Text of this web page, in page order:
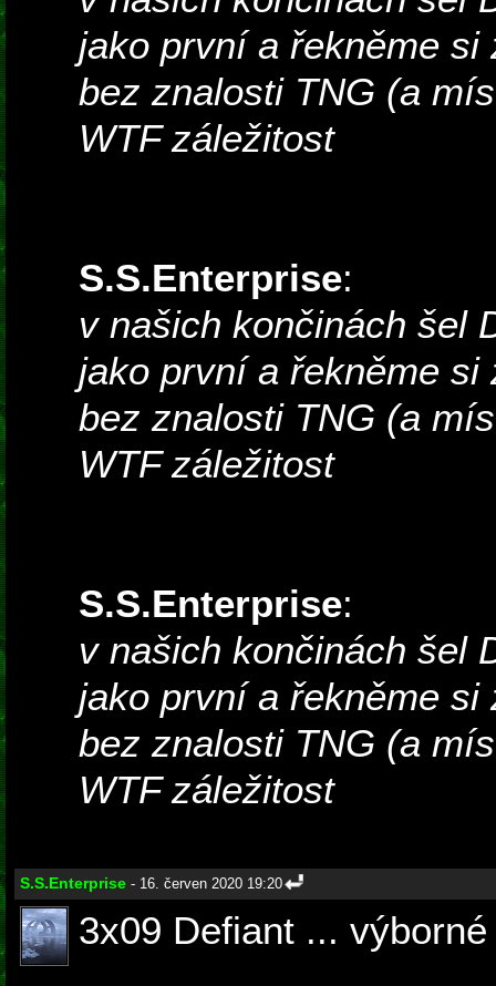
jako první a řekněme
bez znalosti TNG (a
WTF záležitost
S.S.Enterprise:
v našich končinách šel
jako první a řekněme
bez znalosti TNG (a
WTF záležitost
S.S.Enterprise:
v našich končinách šel
jako první a řekněme
bez znalosti TNG (a
WTF záležitost
S.S.Enterprise - 16. červen 2020 19:20
3x09 Defiant ... výborné